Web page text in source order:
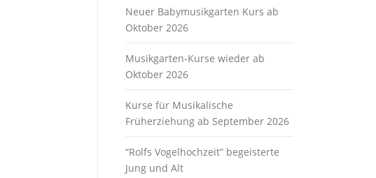
Neuer Babymusikgarten Kurs ab
Oktober 2026
Musikgarten-Kurse wieder ab
Oktober 2026
Kurse für Musikalische
Früherziehung ab September 2026
“Rolfs Vogelhochzeit” begeisterte
Jung und Alt